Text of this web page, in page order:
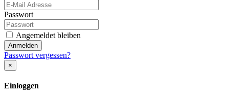
Passwort
Angemeldet bleiben
Anmelden
Passwort vergessen?
×
Einloggen